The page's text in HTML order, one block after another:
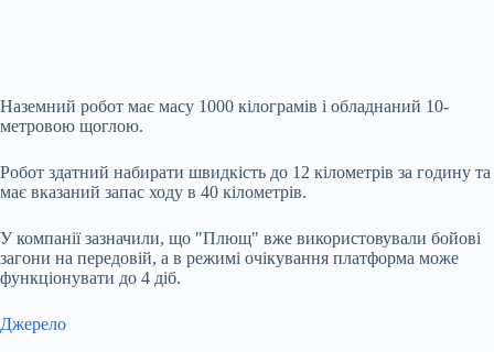
Наземний робот має масу 1000 кілограмів і обладнаний 10-
метровою щоглою.
Робот здатний набирати швидкість до 12 кілометрів за годину та
має вказаний запас ходу в 40 кілометрів.
У компанії зазначили, що "Плющ" вже використовували бойові
загони на передовій, а в режимі очікування платформа може
функціонувати до 4 діб.
Джерело